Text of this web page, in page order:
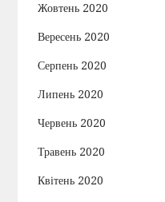
Жовтень 2020
Вересень 2020
Серпень 2020
Липень 2020
Червень 2020
Травень 2020
Квітень 2020